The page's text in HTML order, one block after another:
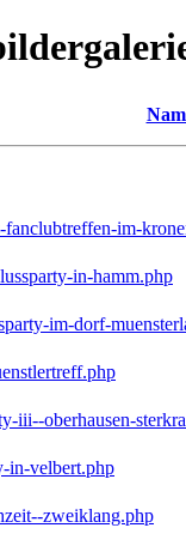
fanclubtreffen-im-
in-hamm.php
im-dorf-
iii--oberhausen-
in-velbert.php
zweiklang.php